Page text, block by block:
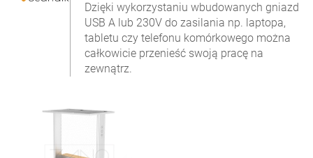
Dzięki wykorzystaniu wbudowanych gniazd
USB A lub 230V do zasilania np. laptopa,
tabletu czy telefonu komórkowego można
całkowicie przenieść swoją pracę na
zewnątrz.